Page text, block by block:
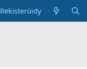
Rekisteröidy